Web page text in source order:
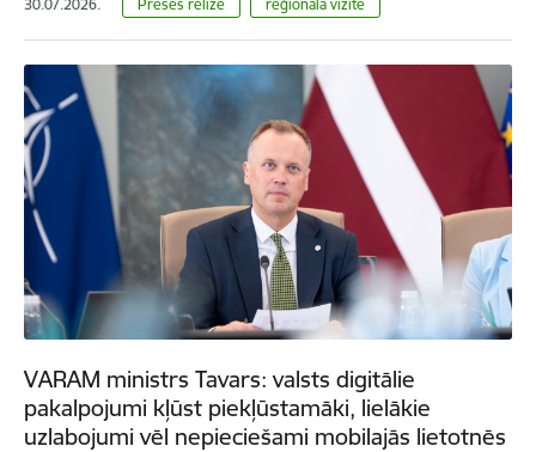
30.07.2026. Preses relīze reģionālā vizīte
VARAM ministrs Tavars: valsts digitālie
pakalpojumi kļūst piekļūstamāki, lielākie
uzlabojumi vēl nepieciešami mobilajās lietotnēs